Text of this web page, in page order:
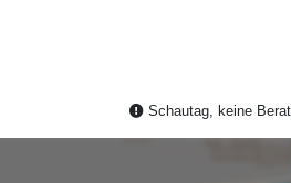
Schautag, keine